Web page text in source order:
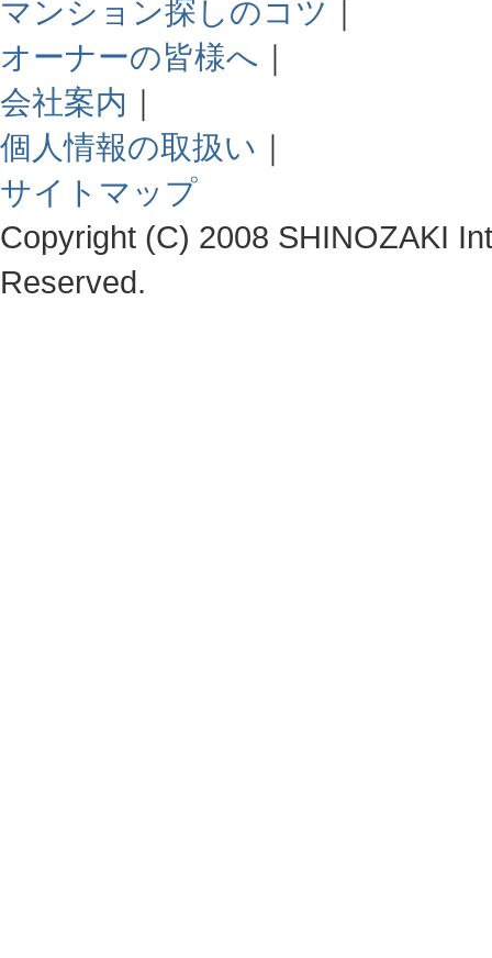
マンション探しのコツ ｜
オーナーの皆様へ ｜
会社案内 ｜
個人情報の取扱い ｜
サイトマップ
Copyright (C) 2008 SHINOZAKI
Reserved.